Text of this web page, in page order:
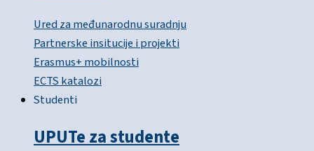
Ured za međunarodnu suradnju
Partnerske insitucije i projekti
Erasmus+ mobilnosti
ECTS katalozi
Studenti
UPUTe za studente